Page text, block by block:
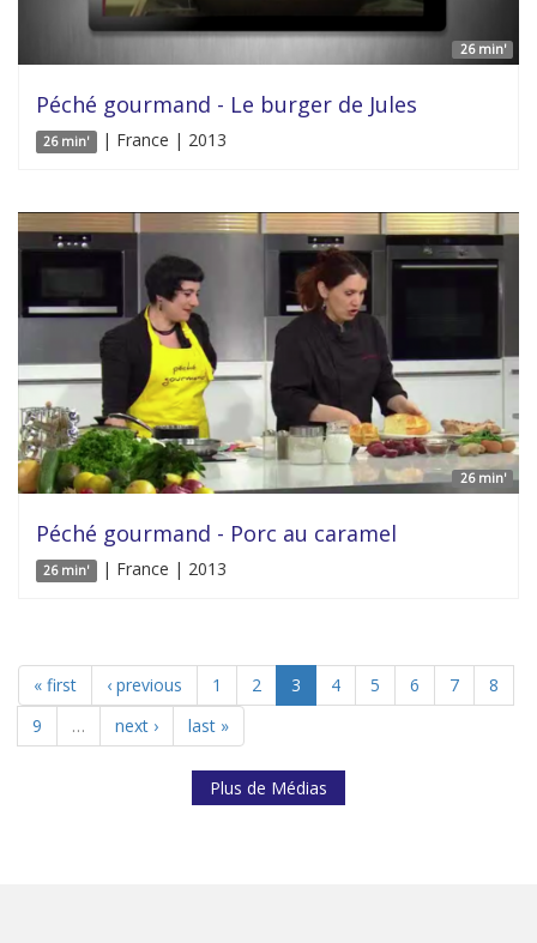
26 min'
Péché gourmand - Le burger de Jules
26 min' | France | 2013
26 min'
Péché gourmand - Porc au caramel
26 min' | France | 2013
« first ‹ previous 1 2 3 4 5 6 7
8
9
… next › last »
Plus de Médias